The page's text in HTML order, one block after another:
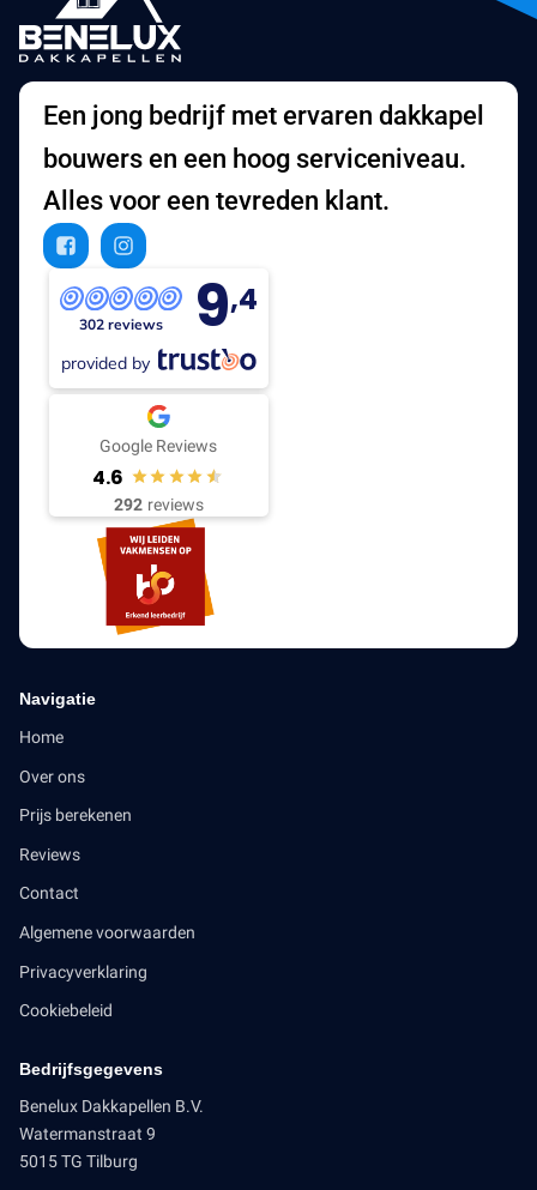
Een jong bedrijf met ervaren dakkapel
bouwers en een hoog serviceniveau.
Alles voor een tevreden klant.
302 reviews 9,4
provided by
Google Reviews
4.6
292 reviews
Navigatie
Home
Over ons
Prijs berekenen
Reviews
Contact
Algemene voorwaarden
Privacyverklaring
Cookiebeleid
Bedrijfsgegevens
Benelux Dakkapellen B.V.
Watermanstraat 9
5015 TG Tilburg